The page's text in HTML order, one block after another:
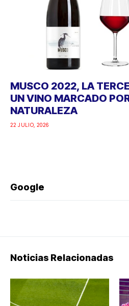
MUSCO 2022, LA
UN VINO MARCADO
NATURALEZA
22 JULIO, 2026
Google
Noticias Relacionadas